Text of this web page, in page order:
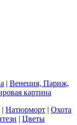
| Венеция, Париж,
картина
| Натюрморт | Охота
| Цветы